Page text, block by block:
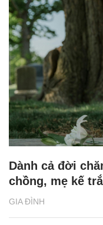
GIA ĐÌNH
Dành cả đời
chồng, mẹ kế